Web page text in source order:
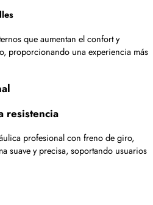
que aumentan el confort y
proporcionando una experiencia más
resistencia
profesional con freno de giro,
suave y precisa, soportando usuarios